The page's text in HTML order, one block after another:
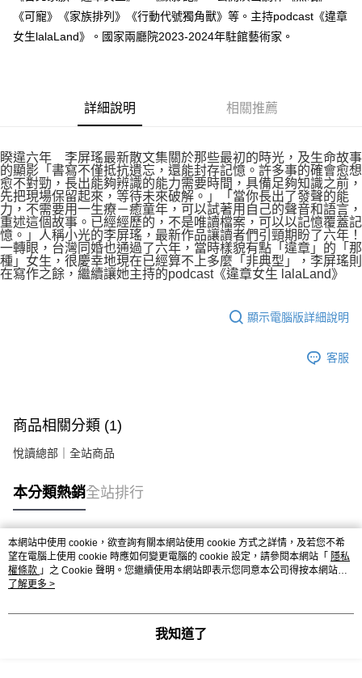
《可寵》《家族排列》《行動代號獨角獸》等。主持podcast《違章
女生lalaLand》。國家兩廳院2023-2024年駐館藝術家。
詳細說明 相關推薦
睽違六年 李屏瑤最新散文集關於那些最初的時光，及生命故事
的顯影「書寫不僅抵抗遺忘，還能封存記憶。許多事的確會愈想
愈不對勁，長出能夠辨識的能力需要時間，具備足夠知識之前，
先把現場保留起來，等待未來破解。」「當你長出了發聲的能
力，不需要用一生療－癒童年，可以試著用自己的聲音和語言，
重述這個故事。已經經歷的，不是唯讀檔案，可以以記憶覆蓋記
憶。」人稱小光的李屏瑤，最新作品讓讀者們引頸期盼了六年！
一轉眼，台灣同婚也通過了六年，當時樣貌有點「違章」的「那
種」女生，很慶幸地現在已經算不上多麼「非典型」，李屏瑤則
在寫作之餘，繼續讓她主持的podcast《違章女生 lalaLand》
顯示電腦版詳細說明
客服
商品相關分類 (1)
悅讀總部｜全站商品
本分類熱銷全站排行
熱門標籤
本網站中使用 cookie，欲查詢有關本網站使用 cookie 方式之詳情，及若您不希
望在電腦上使用 cookie 時應如何變更電腦的 cookie 設定，請參閱本網站「 隱私
權條款 」之 Cookie 聲明。您繼續使用本網站即表示您同意本公司得按本網站使
用條款之 Cookie 聲明使用 cookie。
了解更多 >
我知道了